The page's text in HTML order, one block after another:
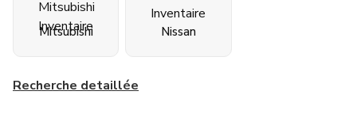
Mitsubishi Nissan
Recherche detaillée